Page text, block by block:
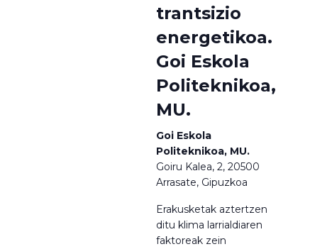
trantsizio
energetikoa.
Goi Eskola
Politeknikoa,
MU.
Goi Eskola
Politeknikoa, MU.
Goiru Kalea, 2, 20500
Arrasate, Gipuzkoa
Erakusketak aztertzen
ditu klima larrialdiaren
faktoreak zein